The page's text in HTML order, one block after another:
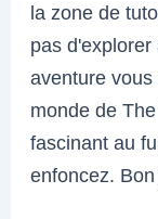
la zone de
pas
aventure
monde de
fascinant au
enfoncez.